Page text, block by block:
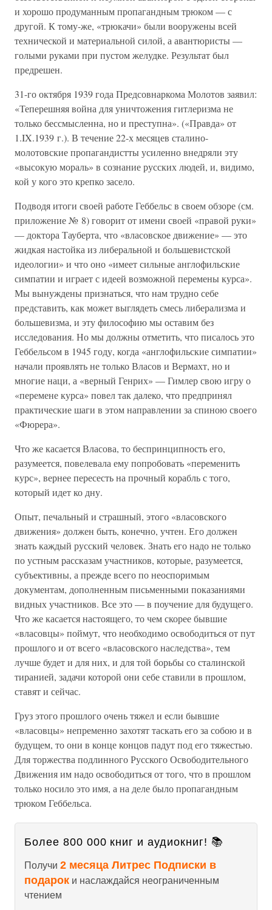
и хорошо продуманным пропагандным трюком — с
другой. К тому-же, «трюкачи» были вооружены всей
технической и материальной силой, а авантюристы —
голыми руками при пустом желудке. Результат был
предрешен.
31-го октября 1939 года Предсовнаркома Молотов заявил:
«Теперешняя война для уничтожения гитлеризма не
только бессмысленна, но и преступна». («Правда» от
1.IX.1939 г.). В течение 22-х месяцев сталино-
молотовские пропагандистты усиленно внедряли эту
«высокую мораль» в сознание русских людей, и, видимо,
кой у кого это крепко засело.
Подводя итоги своей работе Геббельс в своем обзоре (см.
приложение № 8) говорит от имени своей «правой руки»
— доктора Тауберта, что «власовское движение» — это
жидкая настойка из либеральной и большевистской
идеологии» и что оно «имеет сильные англофильские
симпатии и играет с идеей возможной перемены курса».
Мы вынуждены признаться, что нам трудно себе
представить, как может выглядеть смесь либерализма и
большевизма, и эту философию мы оставим без
исследования. Но мы должны отметить, что писалось это
Геббельсом в 1945 году, когда «англофильские симпатии»
начали проявлять не только Власов и Вермахт, но и
многие наци, а «верный Генрих» — Гимлер свою игру о
«перемене курса» повел так далеко, что предпринял
практические шаги в этом направлении за спиною своего
«Фюрера».
Что же касается Власова, то беспринципность его,
разумеется, повелевала ему попробовать «переменить
курс», вернее пересесть на прочный корабль с того,
который идет ко дну.
Опыт, печальный и страшный, этого «власовского
движения» должен быть, конечно, учтен. Его должен
знать каждый русский человек. Знать его надо не только
по устным рассказам участников, которые, разумеется,
субъективны, а прежде всего по неоспоримым
документам, дополненным письменными показаниями
видных участников. Все это — в поучение для будущего.
Что же касается настоящего, то чем скорее бывшие
«власовцы» поймут, что необходимо освободиться от пут
прошлого и от всего «власовского наследства», тем
лучше будет и для них, и для той борьбы со сталинской
тиранией, задачи которой они себе ставили в прошлом,
ставят и сейчас.
Груз этого прошлого очень тяжел и если бывшие
«власовцы» непременно захотят таскать его за собою и в
будущем, то они в конце концов падут под его тяжестью.
Для торжества подлинного Русского Освободительного
Движения им надо освободиться от того, что в прошлом
только носило это имя, а на деле было пропагандным
трюком Геббельса.
Более 800 000 книг и аудиокниг! 📚
Получи 2 месяца Литрес Подписки в
подарок и наслаждайся неограниченным
чтением